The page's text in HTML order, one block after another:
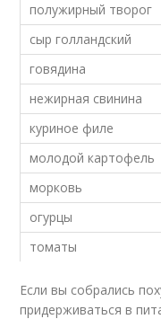
полужирный творог
сыр голландский
говядина
нежирная свинина
куриное филе
молодой картофель
морковь
огурцы
томаты
Если вы собрались
придерживаться в